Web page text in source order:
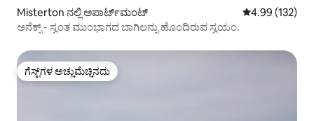
Misterton ನಲ್ಲಿ ಅಪಾರ್ಟ್‌ಮಂಟ್ 5 ರಲ್ಲಿ 4.99
4.99 (132)
ಅನೆಕ್ಸ್ - ಸ್ವಂತ ಮುಂಭಾಗದ ಬಾಗಿಲನ್ನು ಹೊಂದಿರುವ ಸ್ವಯಂ.
ಗೆಸ್ಟ್‌ಗಳ ಅಚ್ಚುಮೆಚ್ಚಿನದು
ಗೆಸ್ಟ್‌ಗಳ ಅಚ್ಚುಮೆಚ್ಚಿನದು